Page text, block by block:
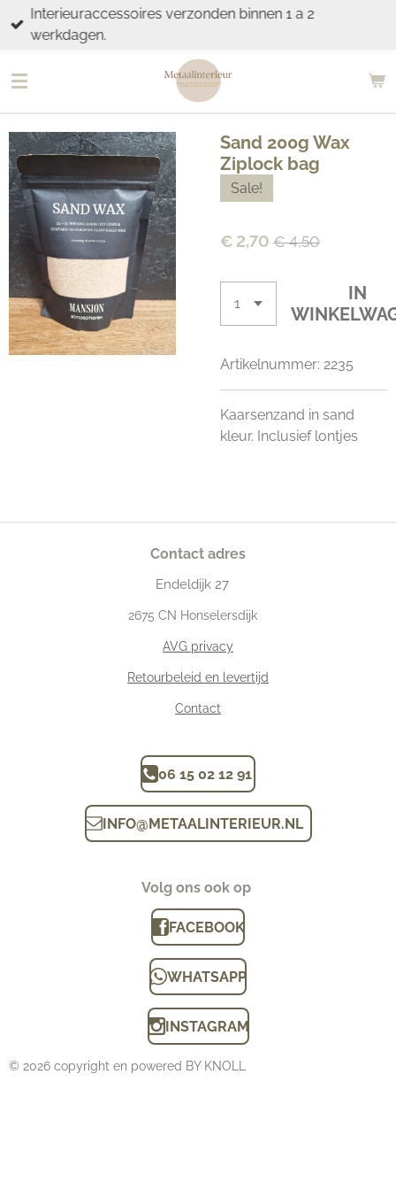
Ga
direct
de
Interieuraccessoires verzonden binnen 1 a 2
werkdagen.
Sand 200g Wax
Ziplock bag
Sale!
€ 2,70 € 4,50
IN
Artikelnummer: 2235
Kaarsenzand in sand
kleur. Inclusief lontjes
Contact adres
Endeldijk 27
2675 CN Honselersdijk
AVG privacy
Retourbeleid en levertijd
Contact
06 15 02 12 91
INFO@METAALINTERIEUR.NL
Volg ons ook op
FACEBOOK
WHATSAPP
INSTAGRAM
© 2026 copyright en powered BY KNOLL